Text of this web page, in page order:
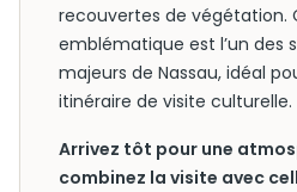
recouvertes de végétation.
emblématique est l’un des
majeurs de Nassau, idéal
itinéraire de visite culturelle.
Arrivez tôt pour une
combinez la visite avec